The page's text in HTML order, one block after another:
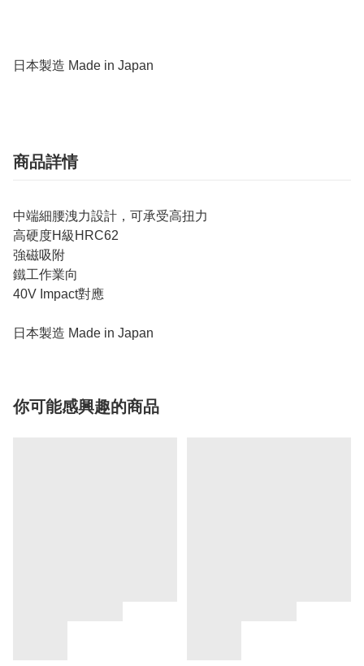
日本製造 Made in Japan
商品詳情
中端細腰洩力設計，可承受高扭力
高硬度H級HRC62
強磁吸附
鐵工作業向
40V Impact對應
日本製造 Made in Japan
你可能感興趣的商品